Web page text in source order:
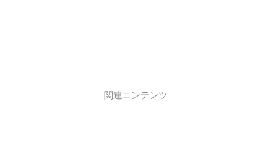
関連コンテンツ